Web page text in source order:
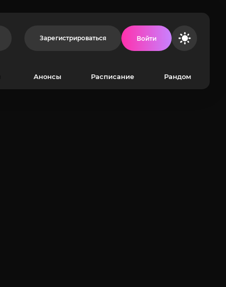
Зарегистрироваться Войти
Анонсы Расписание Рандом